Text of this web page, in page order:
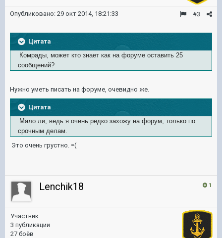
#3
Опубликовано: 29 окт 2014, 18:21:33
Цитата
Комрады, может кто знает как на форуме оставить 25
сообщений?
Нужно уметь писать на форуме, очевидно же.
Цитата
Мало ли, ведь я очень редко захожу на форум, только по
срочным делам.
Это очень грустно. =(
1
Lenchik18
Участник
3 публикации
27 боёв